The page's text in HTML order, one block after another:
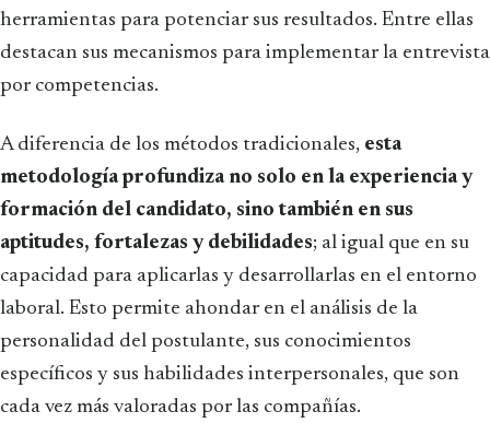
herramientas para potenciar sus resultados. Entre ellas
destacan sus mecanismos para implementar la entrevista
por competencias.
A diferencia de los métodos tradicionales, esta
metodología profundiza no solo en la experiencia y
formación del candidato, sino también en sus
aptitudes, fortalezas y debilidades; al igual que en su
capacidad para aplicarlas y desarrollarlas en el entorno
laboral. Esto permite ahondar en el análisis de la
personalidad del postulante, sus conocimientos
específicos y sus habilidades interpersonales, que son
cada vez más valoradas por las compañías.